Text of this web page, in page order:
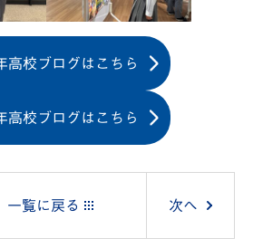
高校ブログはこちら
高校ブログはこちら
一覧に戻る 次へ